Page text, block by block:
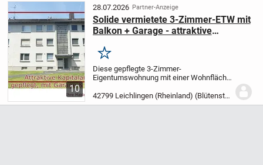
10
28.07.2026 Partner-Anzeige
Solide vermietete 3-Zimmer-ETW mit
Balkon + Garage - attraktive
Merken
Diese gepflegte 3-Zimmer-
Eigentumswohnung mit einer Wohnfläche
Obergeschoss eines gepflegten Sieben-
Parteien-Hauses aus dem Baujahr 1962.
42799 Leichlingen (Rheinland) (Blütenstadt)